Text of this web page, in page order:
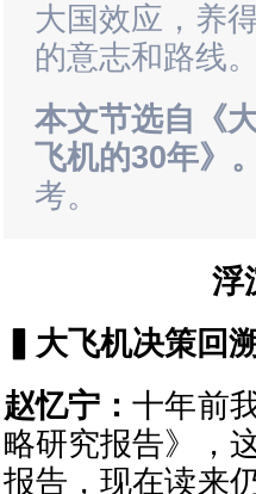
大国效应，养
的意志和路线。
本文节选自 《
飞机的30年》 。
考。
浮
大飞机决策回溯
赵忆宁：十年前
略研究报告》，
报告，现在读来